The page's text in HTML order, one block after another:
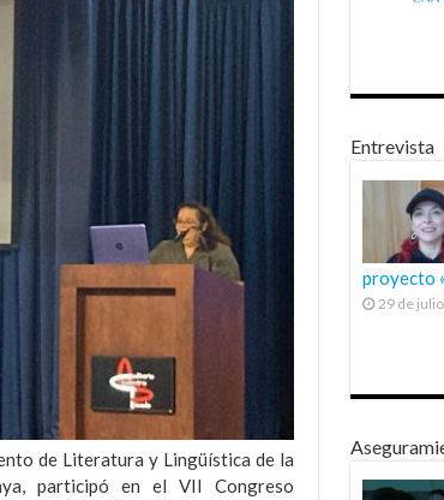
de Literatura y Lingüística de la
participó en el VII Congreso
Entrevista
proyecto
29 de